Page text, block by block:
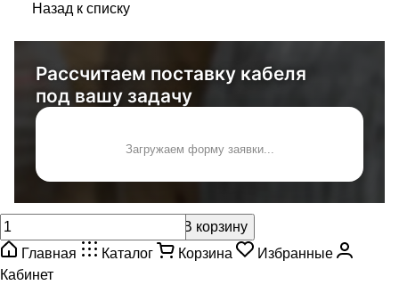
Назад к списку
Рассчитаем поставку кабеля
под вашу задачу
Загружаем форму заявки...
В корзину
Главная
Каталог Корзина
Избранные
Кабинет